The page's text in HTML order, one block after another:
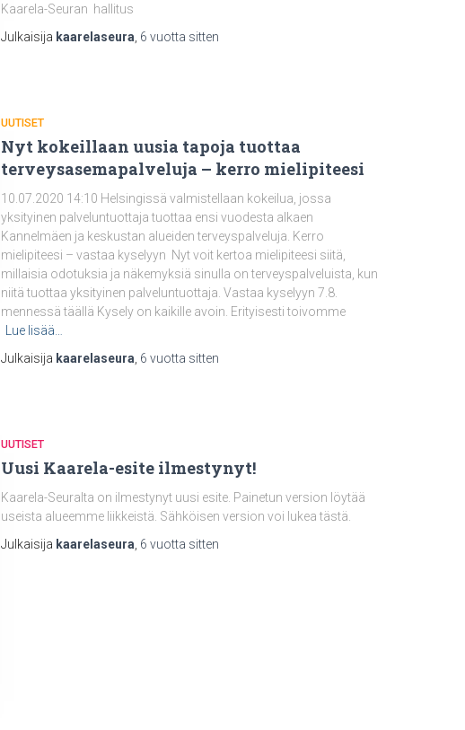
Kaarela-Seuran hallitus
Julkaisija kaarelaseura 6 vuotta sitten
UUTISET
Nyt kokeillaan uusia tapoja tuottaa
terveysasemapalveluja – kerro mielipiteesi
10.07.2020 14:10 Helsingissä valmistellaan kokeilua, jossa
yksityinen palveluntuottaja tuottaa ensi vuodesta alkaen
Kannelmäen ja keskustan alueiden terveyspalveluja. Kerro
mielipiteesi – vastaa kyselyyn Nyt voit kertoa mielipiteesi siitä,
millaisia odotuksia ja näkemyksiä sinulla on terveyspalveluista, kun
niitä tuottaa yksityinen palveluntuottaja. Vastaa kyselyyn 7.8.
mennessä täällä Kysely on kaikille avoin. Erityisesti toivomme
Lue lisää…
Julkaisija kaarelaseura 6 vuotta sitten
UUTISET
Uusi Kaarela-esite ilmestynyt!
Kaarela-Seuralta on ilmestynyt uusi esite. Painetun version löytää
useista alueemme liikkeistä. Sähköisen version voi lukea tästä.
Julkaisija kaarelaseura 6 vuotta sitten